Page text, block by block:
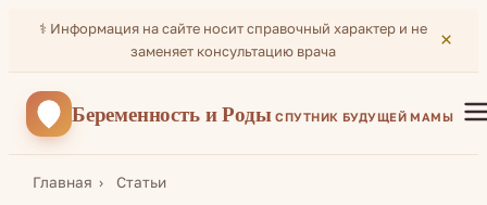
⚕️ Информация на сайте носит справочный характер и не
заменяет консультацию врача
×
Беременностьи Роды СПУТНИК БУДУЩЕЙ МАМЫ
Главная Статьи